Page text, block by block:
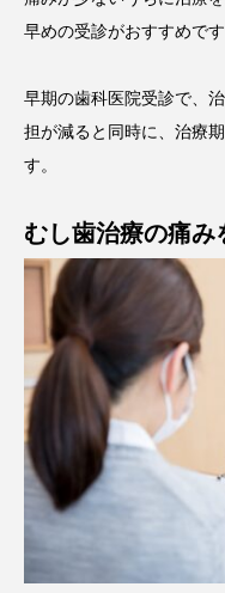
早めの受診がおすすめです
早期の歯科医院受診で、
担が減ると同時に、治療
す。
むし歯治療の痛み